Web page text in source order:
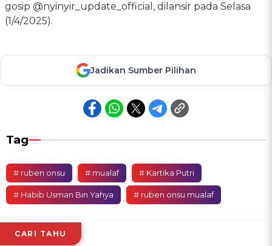
gosip @nyinyir_update_official, dilansir pada Selasa
(1/4/2025).
Jadikan Sumber Pilihan
Tag
# ruben onsu # mualaf # Kartika Putri
# Habib Usman Bin Yahya # ruben onsu mualaf
CARI TAHU